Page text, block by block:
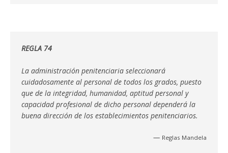
REGLA 74
La administración penitenciaria seleccionará
cuidadosamente al personal de todos los grados, puesto
que de la integridad, humanidad, aptitud personal y
capacidad profesional de dicho personal dependerá la
buena dirección de los establecimientos penitenciarios.
— Reglas Mandela